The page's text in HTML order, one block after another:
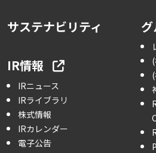
サステナビリティ
IR情報
IRニュース
IRライブラリ
株式情報
IRカレンダー
電子公告